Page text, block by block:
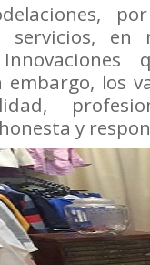
servicios, en
los
y